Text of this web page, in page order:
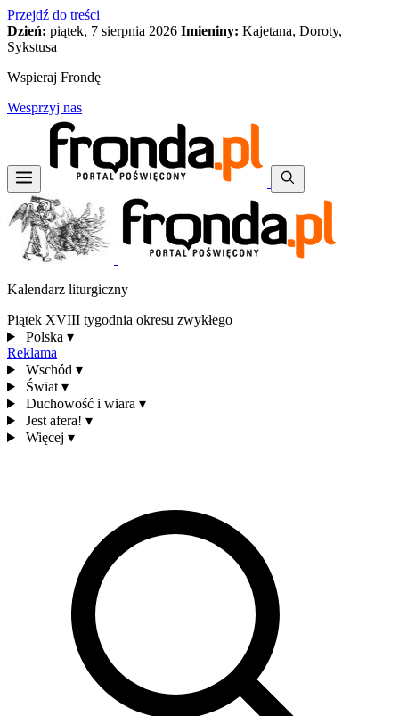
Przejdź do treści
Dzień: piątek, 7 sierpnia 2026 Imieniny: Kajetana, Doroty,
Sykstusa
Wspieraj Frondę
Wesprzyj nas
Kalendarz liturgiczny
Piątek XVIII tygodnia okresu zwykłego
Polska ▾
Reklama
Wschód ▾
Świat ▾
Duchowość i wiara ▾
Jest afera! ▾
Więcej ▾